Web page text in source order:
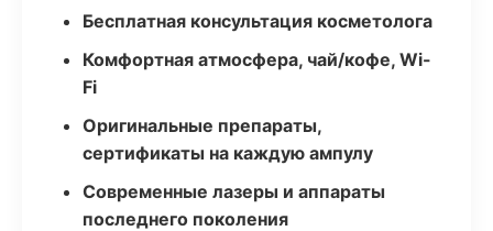
Бесплатная консультация косметолога
Комфортная атмосфера, чай/кофе, Wi-
Fi
Оригинальные препараты,
сертификаты на каждую ампулу
Современные лазеры и аппараты
последнего поколения